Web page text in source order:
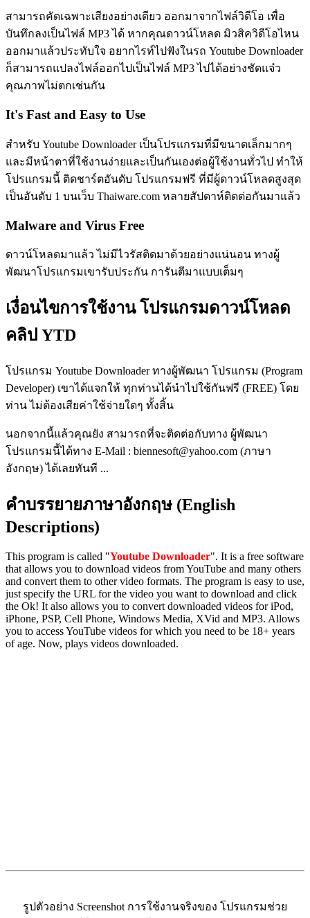
สามารถคัดเฉพาะเสียงอย่างเดียว ออกมาจากไฟล์วิดีโอ เพื่อ
บันทึกลงเป็นไฟล์ MP3 ได้ หากคุณดาวน์โหลด มิวสิควิดีโอไหน
ออกมาแล้วประทับใจ อยากไรท์ไปฟังในรถ Youtube Downloader
ก็สามารถแปลงไฟล์ออกไปเป็นไฟล์ MP3 ไปได้อย่างชัดแจ๋ว
คุณภาพไม่ตกเช่นกัน
It's Fast and Easy to Use
สำหรับ Youtube Downloader เป็นโปรแกรมที่มีขนาดเล็กมากๆ
และมีหน้าตาที่ใช้งานง่ายและเป็นกันเองต่อผู้ใช้งานทั่วไป ทำให้
โปรแกรมนี้ ติดชาร์ตอันดับ โปรแกรมฟรี ที่มีผู้ดาวน์โหลดสูงสุด
เป็นอันดับ 1 บนเว็บ Thaiware.com หลายสัปดาห์ติดต่อกันมาแล้ว
Malware and Virus Free
ดาวน์โหลดมาแล้ว ไม่มีไวรัสติดมาด้วยอย่างแน่นอน ทางผู้
พัฒนาโปรแกรมเขารับประกัน การันตีมาแบบเต็มๆ
เงื่อนไขการใช้งาน โปรแกรมดาวน์โหลด
คลิป YTD
โปรแกรม Youtube Downloader ทางผู้พัฒนา โปรแกรม (Program
Developer) เขาได้แจกให้ ทุกท่านได้นำไปใช้กันฟรี (FREE) โดย
ท่าน ไม่ต้องเสียค่าใช้จ่ายใดๆ ทั้งสิ้น
นอกจากนี้แล้วคุณยัง สามารถที่จะติดต่อกับทาง ผู้พัฒนา
โปรแกรมนี้ได้ทาง E-Mail : biennesoft@yahoo.com (ภาษา
อังกฤษ) ได้เลยทันที ...
คำบรรยายภาษาอังกฤษ (English
Descriptions)
This program is called "Youtube Downloader". It is a free software
that allows you to download videos from YouTube and many others
and convert them to other video formats. The program is easy to use,
just specify the URL for the video you want to download and click
the Ok! It also allows you to convert downloaded videos for iPod,
iPhone, PSP, Cell Phone, Windows Media, XVid and MP3. Allows
you to access YouTube videos for which you need to be 18+ years
of age. Now, plays videos downloaded.
รูปตัวอย่าง Screenshot การใช้งานจริงของ โปรแกรมช่วย